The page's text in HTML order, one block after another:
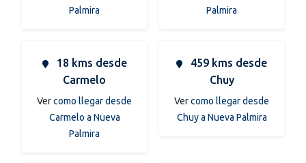
Palmira
Palmira
18 kms desde
Carmelo
Vercomo llegar desde
Carmelo a Nueva
Palmira
459 kms desde
Chuy
Vercomo llegar desde
Chuy a Nueva Palmira